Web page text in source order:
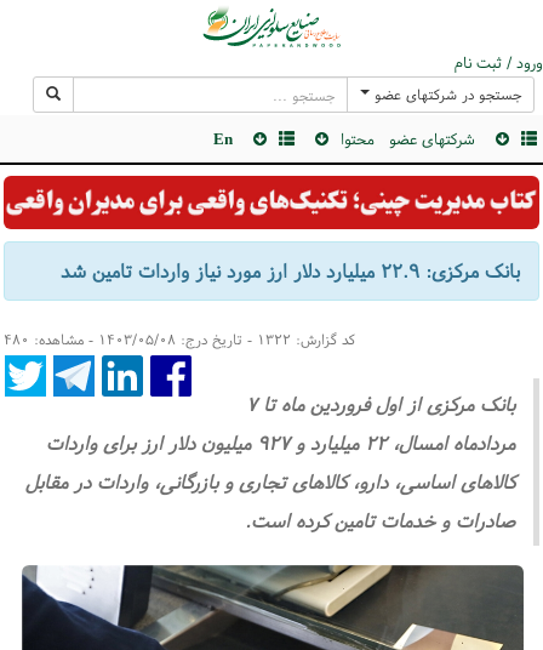
ورود / ثبت نام
جستجو در شرکتهای عضو
شرکتهای عضو محتوا En
بانک مرکزی: ۲۲.۹ میلیارد دلار ارز مورد نیاز واردات تامین شد
کد گزارش: ۱۳۲۲ - تاریخ درج: ۱۴۰۳/۰۵/۰۸ - مشاهده: ۴۸۰
بانک مرکزی از اول فروردین ماه تا ۷
مردادماه امسال، ۲۲ میلیارد و ۹۲۷ میلیون دلار ارز برای واردات
کالاهای اساسی، دارو، کالاهای تجاری و بازرگانی، واردات در مقابل
صادرات و خدمات تامین کرده است.